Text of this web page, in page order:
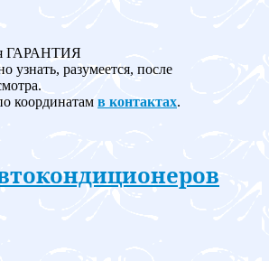
ГАРАНТИЯ
узнать, разумеется, после
координатам в контактах.